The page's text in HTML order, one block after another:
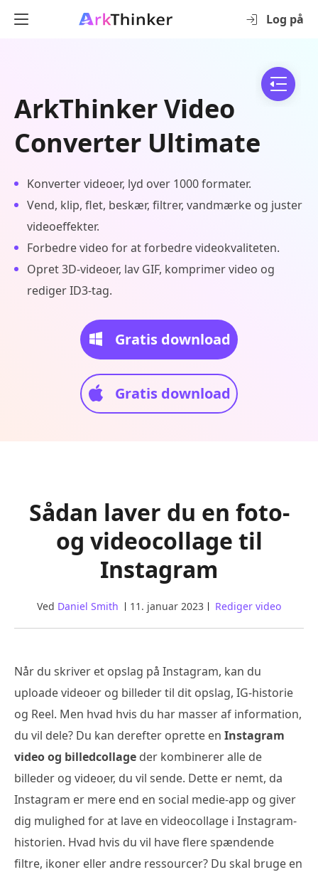
Log på
ArkThinker Video
Converter Ultimate
Konverter videoer, lyd over 1000 formater.
Vend, klip, flet, beskær, filtrer, vandmærke og juster
videoeffekter.
Forbedre video for at forbedre videokvaliteten.
Opret 3D-videoer, lav GIF, komprimer video og
rediger ID3-tag.
Gratis download
Gratis download
Sådan laver du en foto-
og videocollage til
Instagram
Ved Daniel Smith 11. januar 2023 Rediger video
Når du skriver et opslag på Instagram, kan du
uploade videoer og billeder til dit opslag, IG-historie
og Reel. Men hvad hvis du har masser af information,
du vil dele? Du kan derefter oprette en Instagram
video og billedcollage der kombinerer alle de
billeder og videoer, du vil sende. Dette er nemt, da
Instagram er mere end en social medie-app og giver
dig mulighed for at lave en videocollage i Instagram-
historien. Hvad hvis du vil have flere spændende
filtre, ikoner eller andre ressourcer? Du skal bruge en